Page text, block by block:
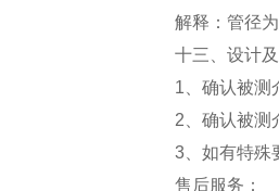
解释：管径
十三、设计及
1、确认被测
2、确认被测
3、如有特殊
售后服务：